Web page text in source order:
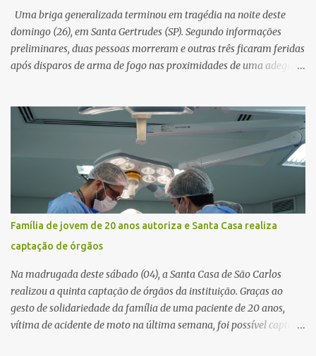
novamente contato com o suposto gerente, mas não obteve
resposta. Na segunda-fe...
Uma briga generalizada terminou em tragédia na noite deste
domingo (26), em Santa Gertrudes (SP). Segundo informações
preliminares, duas pessoas morreram e outras três ficaram feridas
após disparos de arma de fogo nas proximidades de uma adega. O
começado dentro do estabelecimento e se estendido para a área
externa, quando dois homens armados passaram a efetuar
diversos disparos. Duas vítimas morreram ainda no local. Outras
três pessoas foram baleadas e socorridas. Até o momento, não
foram divulgadas informações oficiais sobre o estado de saúde dos
feridos. Equipes da Polícia Militar de Santa Gertrudes atenderam a
ocorrência e isolaram a área para o trabalho da perícia. Até a
última atualização, nenhum suspeito havia sido preso. A Polícia
Civil investigará a motivação da briga, a autoria dos disparos e as
circunstâncias do crime. A ocorrência segue em anda...
Família de jovem de 20 anos autoriza e Santa Casa realiza
captação de órgãos
Na madrugada deste sábado (04), a Santa Casa de São Carlos
realizou a quinta captação de órgãos da instituição. Graças ao
gesto de solidariedade da família de uma paciente de 20 anos,
vítima de acidente de moto na última semana, foi possível captar o